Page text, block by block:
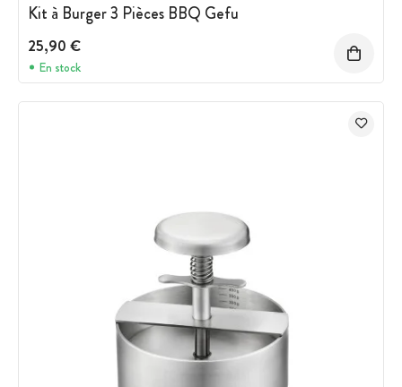
Kit à Burger 3 Pièces BBQ Gefu
25,90 €
En stock